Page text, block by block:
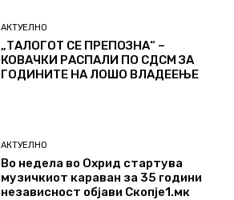
АКТУЕЛНО
„ТАЛОГОТ СЕ ПРЕПОЗНА“ –
КОВАЧКИ РАСПАЛИ ПО СДСМ ЗА
ГОДИНИТЕ НА ЛОШО ВЛАДЕЕЊЕ
АКТУЕЛНО
Во недела во Охрид стартува
музичкиот караван за 35 години
независност објави Скопје1.мк